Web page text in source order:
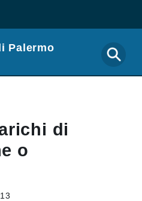
Palermo
di
o